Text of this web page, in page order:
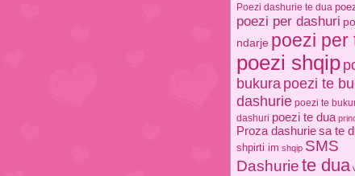
Poezi dashurie te dua
poezi per dashuri
ndarje poezi per
poezi shqip
bukura poezi te
dashurie poezi te
dashuri poezi te dua
Proza dashuriesa te
shpirti im shqip SMS
Dashuriete dua